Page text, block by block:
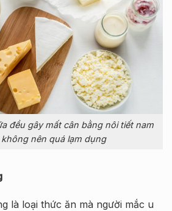
đều gây mất cân bằng nôi tiết nam
nên quá lạm dụng
là loại thức ăn mà người mắc u